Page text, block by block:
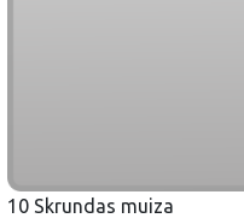
10 Skrundas muiza